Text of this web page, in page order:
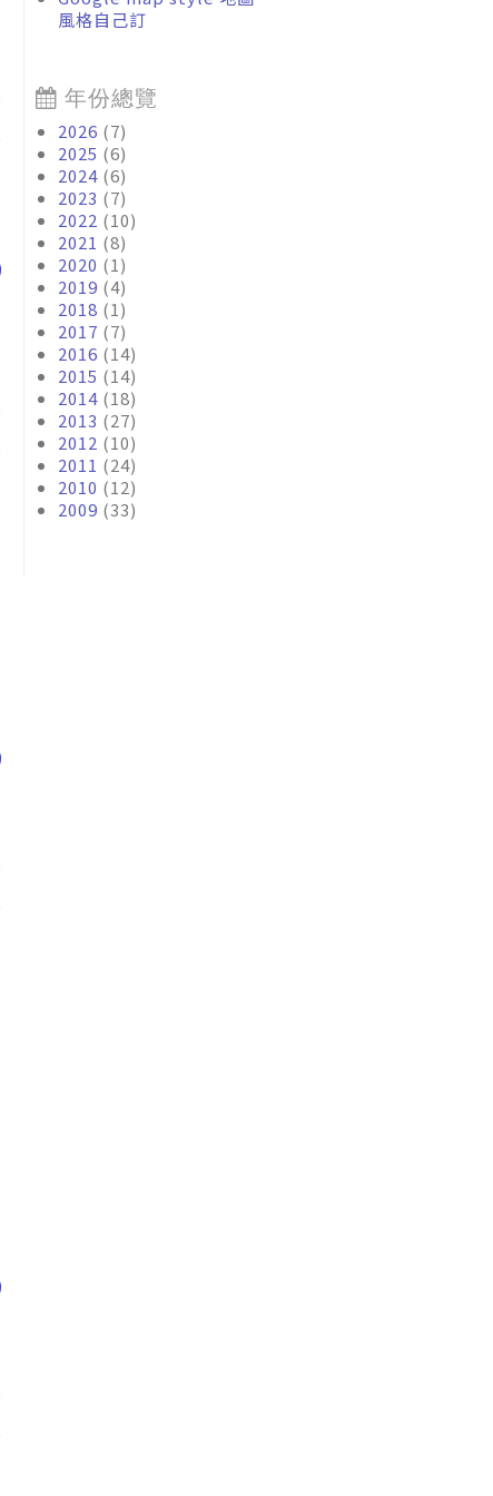
風格自己訂
年份總覽
2026 (7)
2025 (6)
2024 (6)
2023 (7)
2022 (10)
2021 (8)
2020 (1)
2019 (4)
2018 (1)
2017 (7)
2016 (14)
2015 (14)
2014 (18)
2013 (27)
2012 (10)
2011 (24)
2010 (12)
2009 (33)